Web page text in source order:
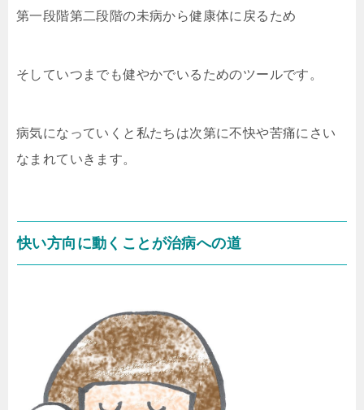
第一段階第二段階の未病から健康体に戻るため
そしていつまでも健やかでいるためのツールです。
病気になっていくと私たちは次第に不快や苦痛にさい
なまれていきます。
快い方向に動くことが治病への道